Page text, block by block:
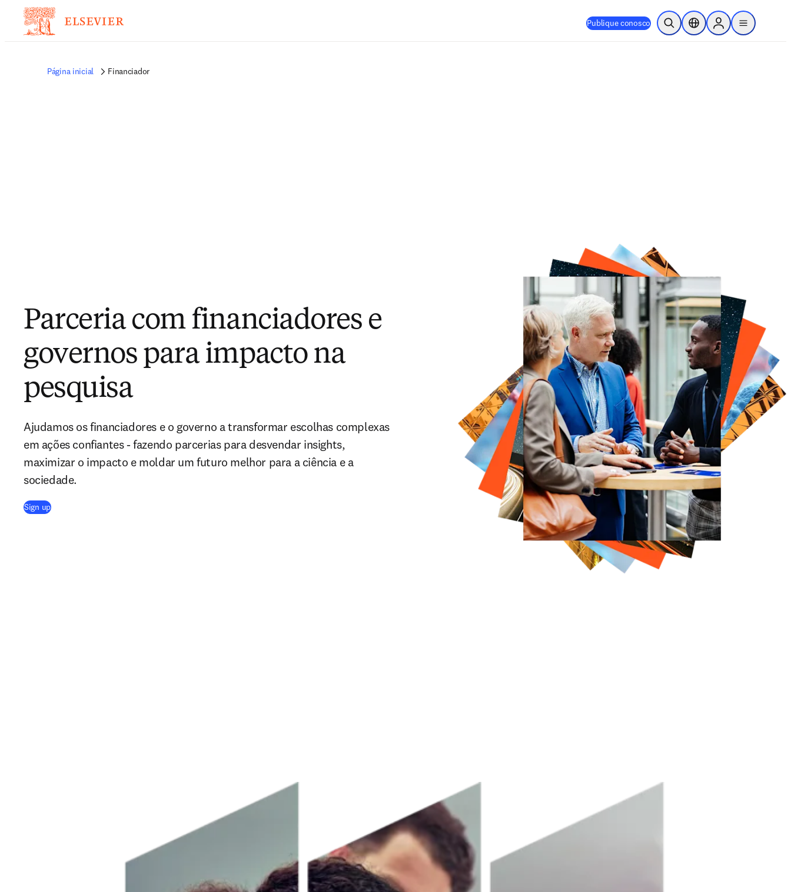
Publique conosco Pesquisa aberta
Seletor de localização
Sign in to products
menu
Página inicial Financiador
Parceria com financiadores e
governos para impacto na
pesquisa
Ajudamos os financiadores e o governo a transformar escolhas complexas
em ações confiantes - fazendo parcerias para desvendar insights,
maximizar o impacto e moldar um futuro melhor para a ciência e a
sociedade.
Sign up(